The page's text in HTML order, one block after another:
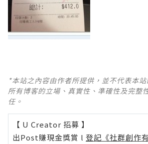
*本站之內容由作者所提供，並不代表本
所有博客的立場、真實性、準確性及完整
任。
【 U Creator 招募 】
出Post賺現金獎賞 l 登記《社群創作